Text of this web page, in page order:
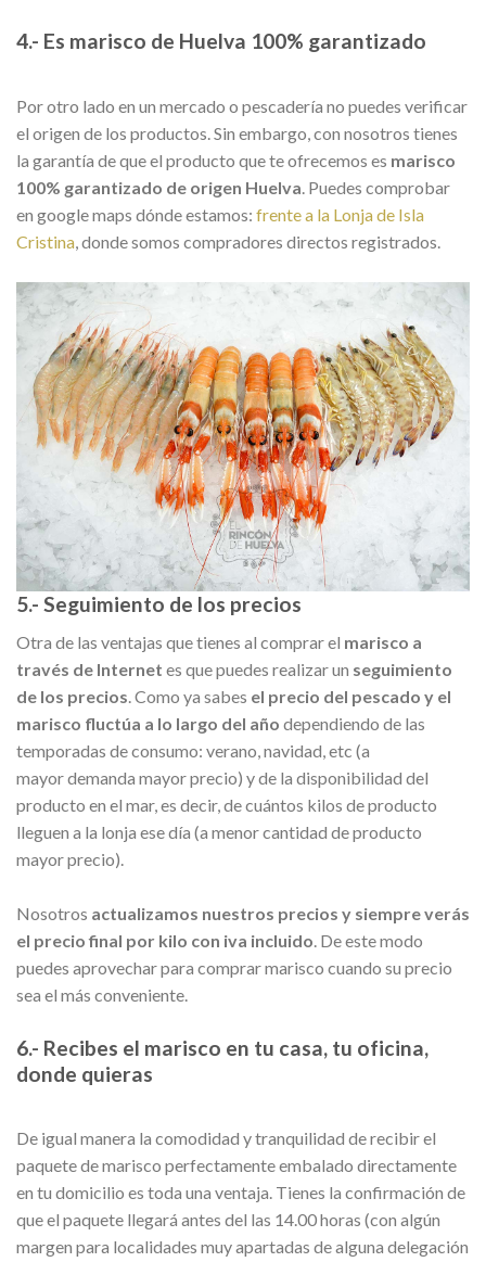
4.- Es marisco de Huelva 100% garantizado
Por otro lado en un mercado o pescadería no puedes verificar
el origen de los productos. Sin embargo, con nosotros tienes
la garantía de que el producto que te ofrecemos es marisco
100% garantizado de origen Huelva. Puedes comprobar
en google maps dónde estamos: frente a la Lonja de Isla
Cristina, donde somos compradores directos registrados.
5.- Seguimiento de los precios
Otra de las ventajas que tienes al comprar el marisco a
través de Internet es que puedes realizar un seguimiento
de los precios . Como ya sabes el precio del pescado y el
marisco fluctúa a lo largo del año dependiendo de las
temporadas de consumo: verano, navidad, etc (a
mayor demanda mayor precio) y de la disponibilidad del
producto en el mar, es decir, de cuántos kilos de producto
lleguen a la lonja ese día (a menor cantidad de producto
mayor precio).
Nosotros actualizamos nuestros precios y siempre verás
el precio final por kilo con iva incluido . De este modo
puedes aprovechar para comprar marisco cuando su precio
sea el más conveniente.
6.- Recibes el marisco en tu casa, tu oficina,
donde quieras
De igual manera la comodidad y tranquilidad de recibir el
paquete de marisco perfectamente embalado directamente
en tu domicilio es toda una ventaja. Tienes la confirmación de
que el paquete llegará antes del las 14.00 horas (con algún
margen para localidades muy apartadas de alguna delegación